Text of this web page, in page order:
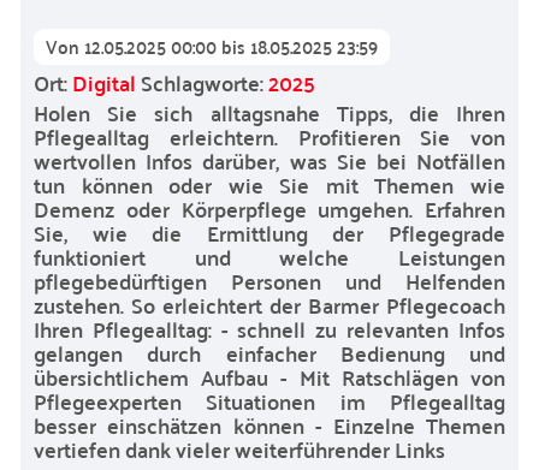
Von 12.05.2025 00:00bis 18.05.2025 23:59
Ort:DigitalSchlagworte:2025
Holen Sie sich alltagsnahe Tipps, die Ihren
Pflegealltag erleichtern. Profitieren Sie von
wertvollen Infos darüber, was Sie bei Notfällen
tun können oder wie Sie mit Themen wie
Demenz oder Körperpflege umgehen. Erfahren
Sie, wie die Ermittlung der Pflegegrade
funktioniert und welche Leistungen
pflegebedürftigen Personen und Helfenden
zustehen. So erleichtert der Barmer Pflegecoach
Ihren Pflegealltag: - schnell zu relevanten Infos
gelangen durch einfacher Bedienung und
übersichtlichem Aufbau - Mit Ratschlägen von
Pflegeexperten Situationen im Pflegealltag
besser einschätzen können - Einzelne Themen
vertiefen dank vieler weiterführender Links